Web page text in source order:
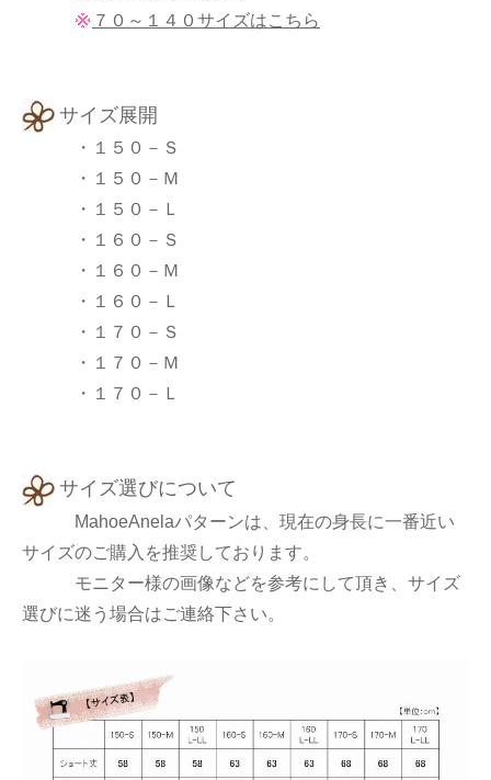
７０～１４０サイズはこちら
サイズ展開
・１５０－Ｓ
・１５０－Ｍ
・１５０－Ｌ
・１６０－Ｓ
・１６０－Ｍ
・１６０－Ｌ
・１７０－Ｓ
・１７０－Ｍ
・１７０－Ｌ
サイズ選びについて
MahoeAnelaパターンは、現在の身長に一番近い
サイズのご購入を推奨しております。
モニター様の画像などを参考にして頂き、サイズ
選びに迷う場合はご連絡下さい。